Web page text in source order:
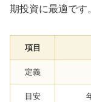
期投資に最適です
項目
定義
目安